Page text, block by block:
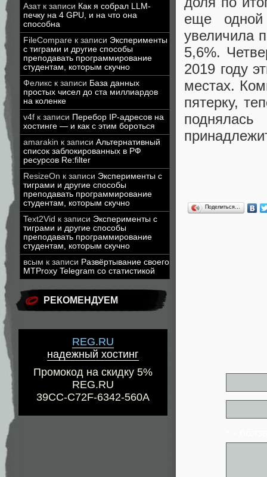
Азатк записи Как я собрал LLM-
печку на 4 GPU, и на что она
способна
FileCompare к записи Эксперименты
с тиграми и другие способы
преподавать программирование
студентам, которым скучно
Феликс к записи База данных
простых чисел до ста миллиардов
на коленке
v4f к записи Перебор IP-адресов на
хостинге — и как с этим бороться
amarakin к записи Альтернативный
список заблокированных в РФ
ресурсов Re:filter
ResizeOn к записи Эксперименты с
тиграми и другие способы
преподавать программирование
студентам, которым скучно
Text2Vid к записи Эксперименты с
тиграми и другие способы
преподавать программирование
студентам, которым скучно
всым к записи Развёртывание своего
MTProxy Telegram со статистикой
РЕКОМЕНДУЕМ
REG.RU
надежный хостинг
Промокод на скидку 5%
REG.RU
39CC-C72F-6342-560A
еще
увеличила
5,6%.
2019 году
местах.
пятерку,
Поделиться…